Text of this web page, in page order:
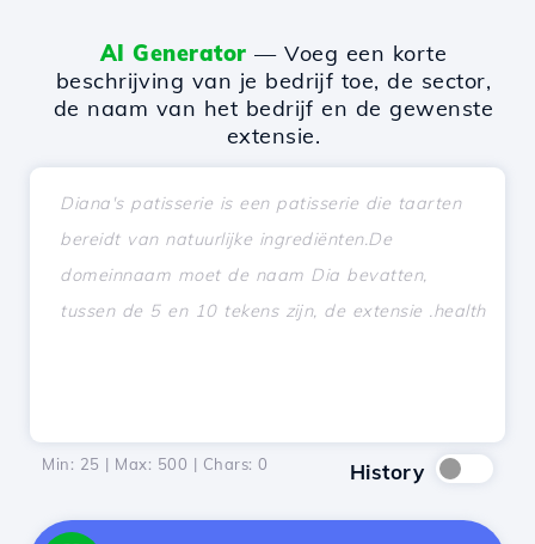
AI Generator — Voeg een korte
beschrijving van je bedrijf toe, de sector,
de naam van het bedrijf en de gewenste
extensie.
Min: 25 | Max: 500 | Chars: 0 History